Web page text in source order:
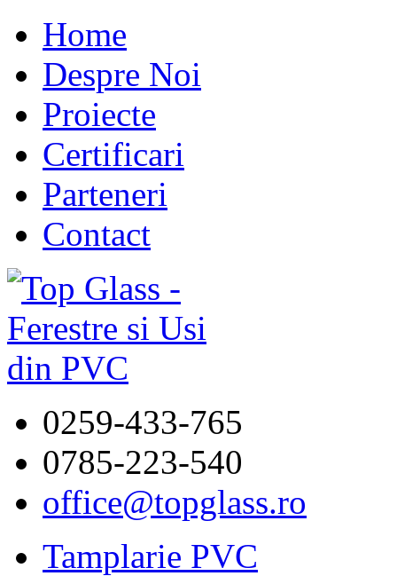
Home
Despre Noi
Proiecte
Certificari
Parteneri
Contact
0259-433-765
0785-223-540
office@topglass.ro
Tamplarie PVC